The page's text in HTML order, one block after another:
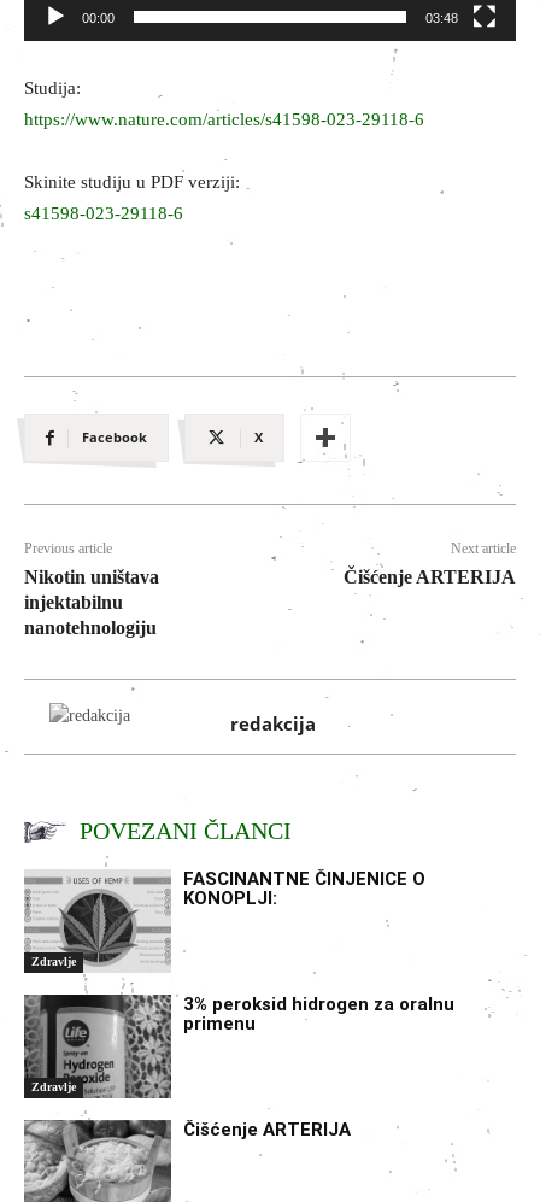
00:00 03:48
Studija:
https://www.nature.com/articles/s41598-023-29118-6
Skinite studiju u PDF verziji:
s41598-023-29118-6
Facebook X
Previous article
Nikotin uništava
injektabilnu
nanotehnologiju
Next article
Čišćenje ARTERIJA
redakcija
POVEZANI ČLANCI
Zdravlje
FASCINANTNE ČINJENICE O
KONOPLJI:
Zdravlje
3% peroksid hidrogen za oralnu
primenu
Čišćenje ARTERIJA